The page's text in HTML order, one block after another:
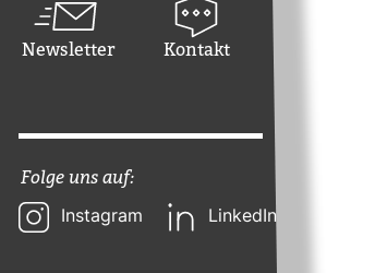
Newsletter Kontakt
Folge uns auf:
Instagram LinkedIn